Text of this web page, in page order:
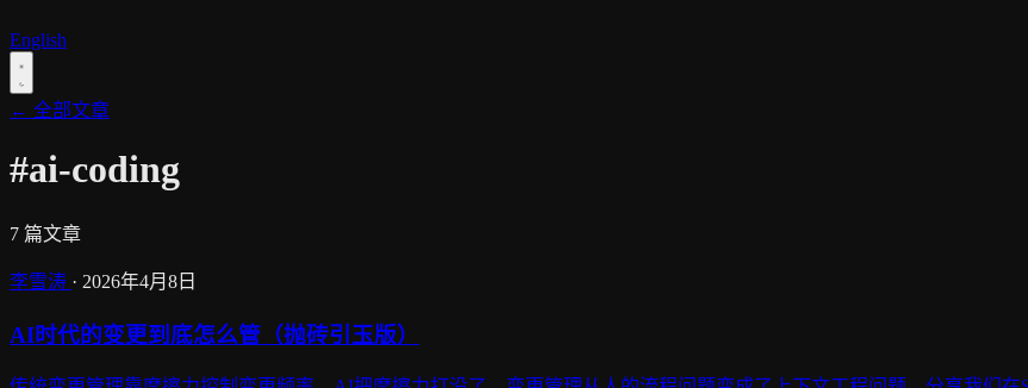
English
← 全部文章
#ai-coding
7 篇文章
李雪涛 · 2026年4月8日
AI时代的变更到底怎么管（抛砖引玉版）